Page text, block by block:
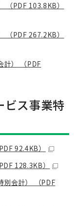
（PDF 103.8KB）
（PDF 267.2KB）
計） （PDF
ビス事業特
92.4KB）
128.3KB）
別会計） （PDF